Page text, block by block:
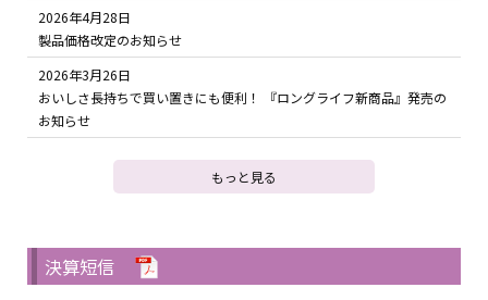
2026年4月28日
製品価格改定のお知らせ
2026年3月26日
おいしさ長持ちで買い置きにも便利！ 『ロングライフ新商品』発売の
お知らせ
もっと見る
決算短信